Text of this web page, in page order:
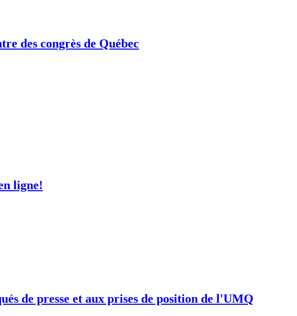
des congrès de Québec
ligne!
de presse et aux prises de position de l'UMQ